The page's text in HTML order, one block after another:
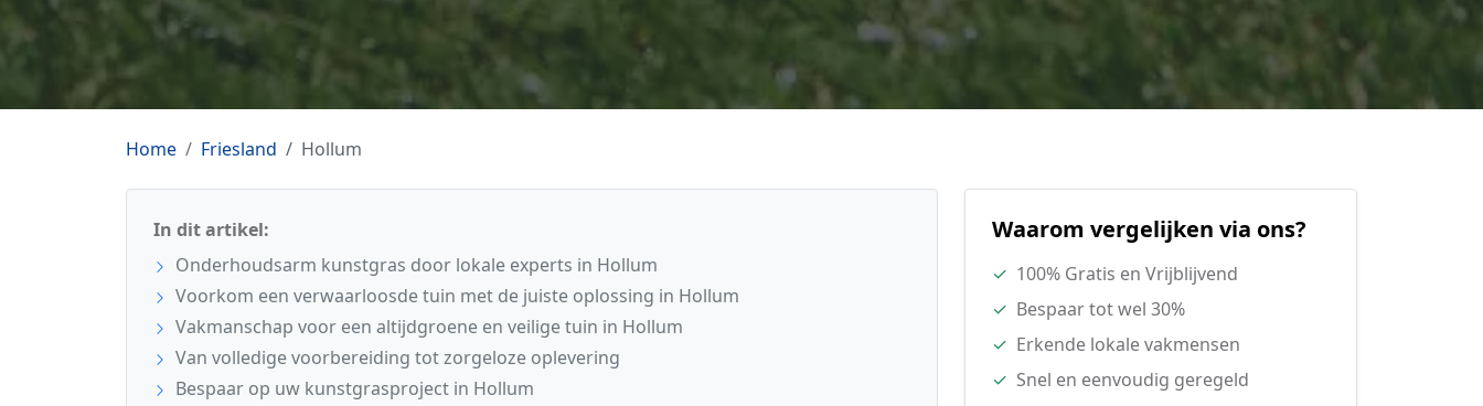
Home Friesland Hollum
In dit artikel:
Onderhoudsarm kunstgras door lokale experts in Hollum
Voorkom een verwaarloosde tuin met de juiste oplossing in Hollum
Vakmanschap voor een altijdgroene en veilige tuin in Hollum
Van volledige voorbereiding tot zorgeloze oplevering
Bespaar op uw kunstgrasproject in Hollum
Waarom vergelijken via ons?
✓ 100% Gratis en Vrijblijvend
✓ Bespaar tot wel 30%
✓ Erkende lokale vakmensen
✓ Snel en eenvoudig geregeld